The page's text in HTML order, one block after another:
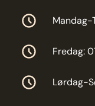
Mandag-
Fredag:
Lørdag-